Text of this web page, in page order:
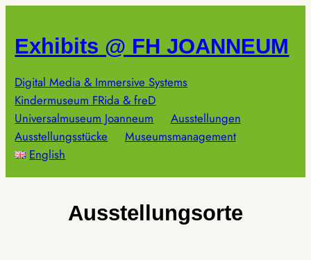
springen
Exhibits @ FH JOANNEUM
Digital Media & Immersive Systems
Kindermuseum FRida & freD
Universalmuseum Joanneum
Ausstellungen
Ausstellungsstücke
Museumsmanagement
English
Ausstellungsorte